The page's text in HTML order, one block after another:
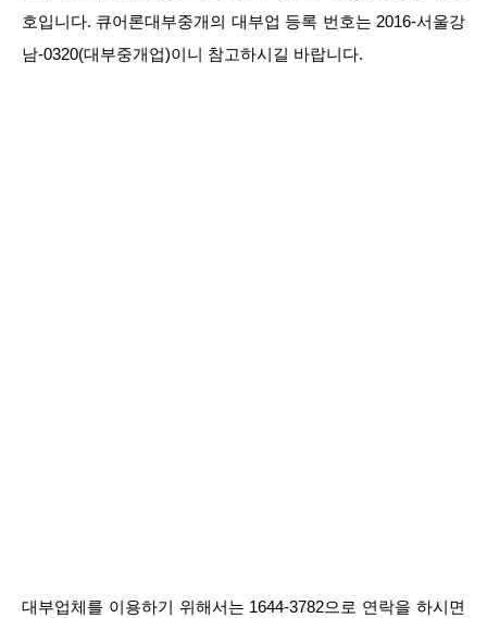
호입니다. 큐어론대부중개의 대부업 등록 번호는 2016-서울강
남-0320(대부중개업)이니 참고하시길 바랍니다.
대부업체를 이용하기 위해서는 1644-3782으로 연락을 하시면